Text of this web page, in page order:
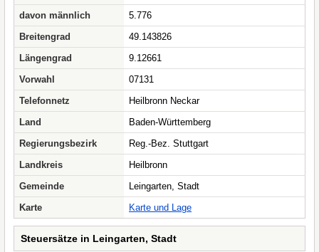
davon männlich
5.776
Breitengrad
49.143826
Längengrad
9.12661
Vorwahl
07131
Telefonnetz
Heilbronn Neckar
Land
Baden-Württemberg
Regierungsbezirk
Reg.-Bez. Stuttgart
Landkreis
Heilbronn
Gemeinde
Leingarten, Stadt
Karte
Karte und Lage
Steuersätze in Leingarten, Stadt